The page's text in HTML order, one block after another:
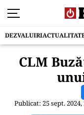
DEZVALUIRI
CLM
Publicat: 25 sept. 2024,